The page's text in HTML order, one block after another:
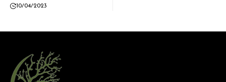
10/04/2023